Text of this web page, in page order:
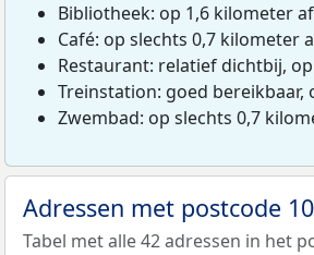
Bibliotheek: op 1,6 kilometer
Café: op slechts 0,7 kilometer
Restaurant: relatief dichtbij,
Treinstation: goed bereikbaar,
Zwembad: op slechts 0,7
Adressen met postcode
Tabel met alle 42 adressen in het